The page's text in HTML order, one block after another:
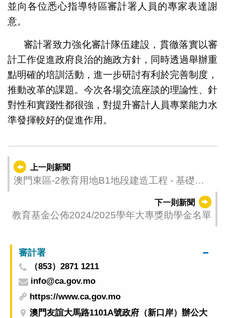
並向各位悉心指導特區審計署人員的專家表達謝
意。
審計署致力強化審計隊伍建設，貫徹落實以審
計工作促進政府良治的施政方針，同時透過舉辦重
點明確的培訓活動，進一步研討有利於完善制度，
推動改革的課題。今次各場交流座談的理論性、針
對性和實踐性都很強，對提升審計人員專業能力水
準發揮較好的促進作用。
上一則新聞
澳門東區-2教育用地B1地段建造工程 - 基礎及
下一則新聞
教育基金公佈2024/2025學年大專獎助學金名單
審計署
（853）2871 1211
info@ca.gov.mo
https://www.ca.gov.mo
澳門友誼大馬路1101A號政府（新口岸）辦公大